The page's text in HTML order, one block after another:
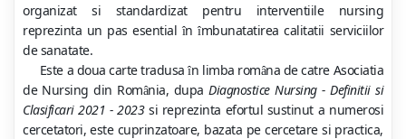
organizat si standardizat pentru interventiile nursing
reprezinta un pas esential înîmbunatatirea calitatii serviciilor
de sanatate.
Este a doua carte tradusaîn limba româna de catre Asociatia
de Nursing din România, dupaDiagnostice Nursing - Definitii si
Clasificari 2021 - 2023si reprezinta efortul sustinut a numerosi
cercetatori, este cuprinzatoare, bazata pe cercetare si practica,